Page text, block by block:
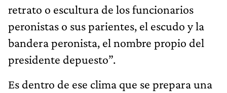
retrato o escultura de los funcionarios
peronistas o sus parientes, el escudo y la
bandera peronista, el nombre propio del
presidente depuesto”.
Es dentro de ese clima que se prepara una